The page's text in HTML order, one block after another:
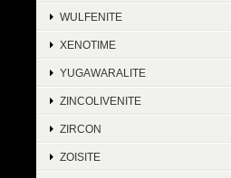
WULFENITE
XENOTIME
YUGAWARALITE
ZINCOLIVENITE
ZIRCON
ZOISITE